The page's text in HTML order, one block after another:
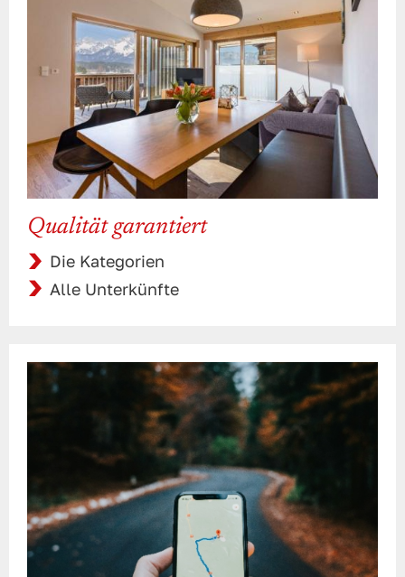
Qualität garantiert
Die Kategorien
Alle Unterkünfte